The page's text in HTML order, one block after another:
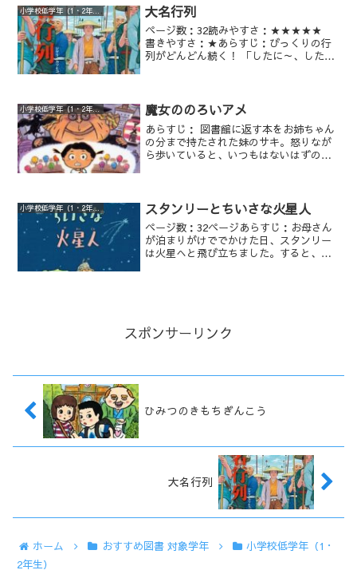
とつかって」いろいろです。ケビンはク
レヨンひとつひとつの気持ちを聞いて、
ある絵を描くことを思いつきます。
小学校低学年（1・2年生） 大名行列
ページ数：32読みやすさ：★★★★★
書きやすさ：★あらすじ：びっくりの行
列がどんどん続く！ 「したに～、したに
や、妖怪、マンモス、恐竜に宇宙人まで
出てくるよ！？ いったいこの行列はどう
なって、どこに行くの？ 詳細な武士の姿
は超リアルなだけに、変化していく姿も
リアルで何とも不思議。 ただ眺めている
小学校低学年（1・2年生） 魔女ののろいアメ
あらすじ： 図書館に返す本をお姉ちゃん
の分まで持たされた妹のサキ。怒りなが
ら歩いていると、いつもはないはずの
ろいのアメ」は悪口を10個言いながら混
ぜて作ると、食べた人はひっくり返るほ
どのまずさになるのです。
小学校低学年（1・2年生） スタンリーとちいさな火星人
ページ数：32ページあらすじ：お母さん
が泊まりがけででかけた日、スタンリー
は火星へと飛び立ちました。すると、入
す。地球の調査のためにやってきたとい
うこの火星人、いつもヘルメットをかぶ
スポンサーリンク
ひみつのきもちぎんこう
大名行列
ホーム おすすめ図書 対象学年
小学校低学年（1・
2年生）